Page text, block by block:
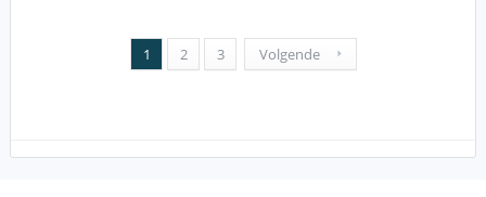
1 2 3 Volgende